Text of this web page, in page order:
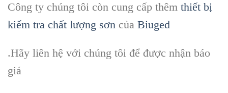
Công ty chúng tôi còn cung cấp thêm thiết bị
kiểm tra chất lượng sơn của Biuged
.Hãy liên hệ với chúng tôi để được nhận báo
giá